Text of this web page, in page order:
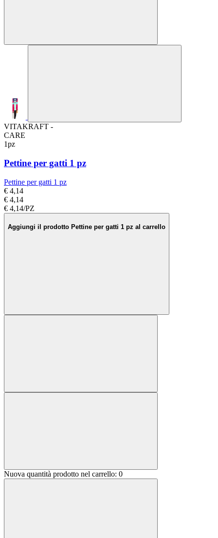
VITAKRAFT -
CARE
1pz
Pettine per gatti 1 pz
Pettine per gatti 1 pz
€ 4,14
€ 4,14
€ 4,14/PZ
Aggiungi il prodotto Pettine per gatti 1 pz al carrello
Nuova quantità prodotto nel carrello: 0